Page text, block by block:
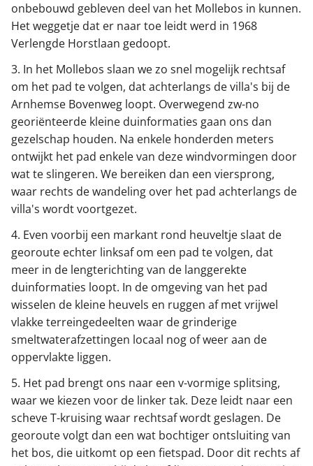
onbebouwd gebleven deel van het Mollebos in kunnen.
Het weggetje dat er naar toe leidt werd in 1968
Verlengde Horstlaan gedoopt.
3. In het Mollebos slaan we zo snel mogelijk rechtsaf
om het pad te volgen, dat achterlangs de villa's bij de
Arnhemse Bovenweg loopt. Overwegend zw-no
georiënteerde kleine duinformaties gaan ons dan
gezelschap houden. Na enkele honderden meters
ontwijkt het pad enkele van deze windvormingen door
wat te slingeren. We bereiken dan een viersprong,
waar rechts de wandeling over het pad achterlangs de
villa's wordt voortgezet.
4. Even voorbij een markant rond heuveltje slaat de
georoute echter linksaf om een pad te volgen, dat
meer in de lengterichting van de langgerekte
duinformaties loopt. In de omgeving van het pad
wisselen de kleine heuvels en ruggen af met vrijwel
vlakke terreingedeelten waar de grinderige
smeltwaterafzettingen locaal nog of weer aan de
oppervlakte liggen.
5. Het pad brengt ons naar een v-vormige splitsing,
waar we kiezen voor de linker tak. Deze leidt naar een
scheve T-kruising waar rechtsaf wordt geslagen. De
georoute volgt dan een wat bochtiger ontsluiting van
het bos, die uitkomt op een fietspad. Door dit rechts af